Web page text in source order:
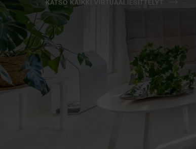
KATSO KAIKKI VIRTUAALIESITTELYT